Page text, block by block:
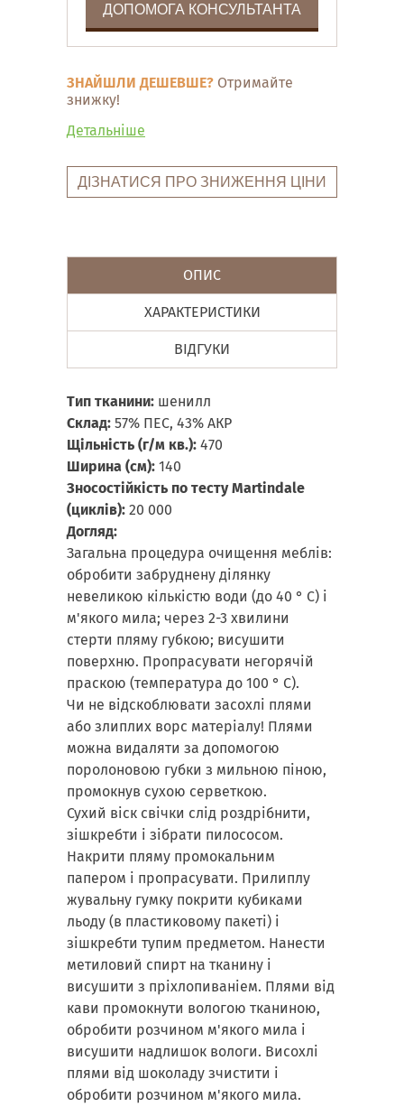
ДОПОМОГА КОНСУЛЬТАНТА
ЗНАЙШЛИ ДЕШЕВШЕ? Отримайте
знижку!
Детальніше
ДІЗНАТИСЯ ПРО ЗНИЖЕННЯ ЦІНИ
ОПИС
ХАРАКТЕРИСТИКИ
ВІДГУКИ
Тип тканини: шенилл
Склад: 57% ПЕС, 43% АКР
Щільність (г/м кв.): 470
Ширина (см): 140
Зносостійкість по тесту Martindale
(циклів): 20 000
Догляд:
Загальна процедура очищення меблів:
обробити забруднену ділянку
невеликою кількістю води (до 40 ° С) і
м'якого мила; через 2-3 хвилини
стерти пляму губкою; висушити
поверхню. Пропрасувати негорячій
праскою (температура до 100 ° С).
Чи не відскоблювати засохлі плями
або злиплих ворс матеріалу! Плями
можна видаляти за допомогою
поролоновою губки з мильною піною,
промокнув сухою серветкою.
Сухий віск свічки слід роздрібнити,
зішкребти і зібрати пилососом.
Накрити пляму промокальним
папером і пропрасувати. Прилиплу
жувальну гумку покрити кубиками
льоду (в пластиковому пакеті) і
зішкребти тупим предметом. Нанести
метиловий спирт на тканину і
висушити з пріхлопиваніем. Плями від
кави промокнути вологою тканиною,
обробити розчином м'якого мила і
висушити надлишок вологи. Висохлі
плями від шоколаду зчистити і
обробити розчином м'якого мила.